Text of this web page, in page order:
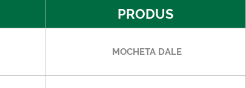
PRODUS
MOCHETA DALE